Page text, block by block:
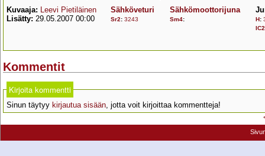
Kuvaaja: Leevi Pietiläinen
Lisätty: 29.05.2007 00:00
Sähköveturi
Sr2: 3243
Sähkömoottorijuna
Sm4: H:
IC2
Kommentit
Kirjoita kommentti
Sinun täytyy kirjautua sisään, jotta voit kirjoittaa kommentteja!